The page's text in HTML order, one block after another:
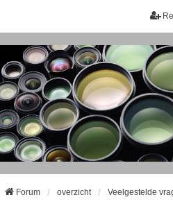
Forum overzicht Veelgestelde